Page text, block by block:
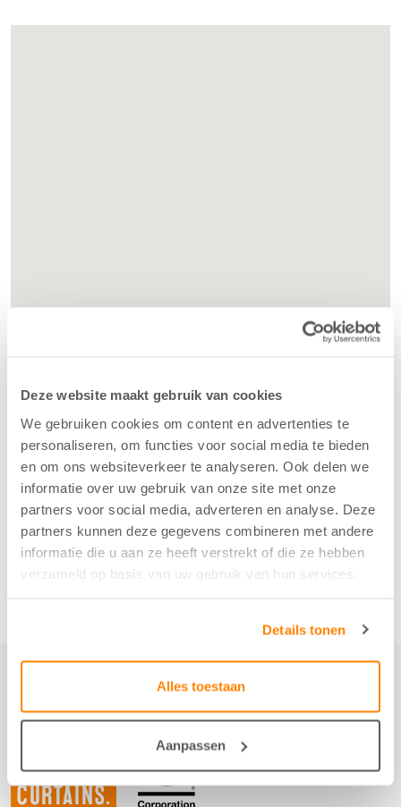
Deze website maakt gebruik van cookies
We gebruiken cookies om content en advertenties te
personaliseren, om functies voor social media te bieden
en om ons websiteverkeer te analyseren. Ook delen we
informatie over uw gebruik van onze site met onze
partners voor social media, adverteren en analyse. Deze
partners kunnen deze gegevens combineren met andere
informatie die u aan ze heeft verstrekt of die ze hebben
verzameld op basis van uw gebruik van hun services.
Details tonen
Alles toestaan
Aanpassen
Not just
curtains.